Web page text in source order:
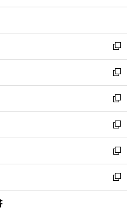
開
ウ
開
く
ン
ウ
で
開
く
ウ
ン
ド
ウ
で
開
く
新
し
い
ウ
ィ
ン
ド
ウ
で
開
く
新
し
い
ウ
ィ
ン
ド
ウ
で
開
新
し
い
ウ
ィ
ン
ド
ウ
新
し
い
ウ
ィ
ン
新
し
い
ウ
新
し